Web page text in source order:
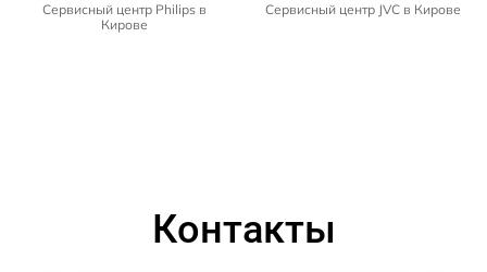
Сервисный центр Philips в
Кирове
Сервисный центр JVC в Кирове
Контакты